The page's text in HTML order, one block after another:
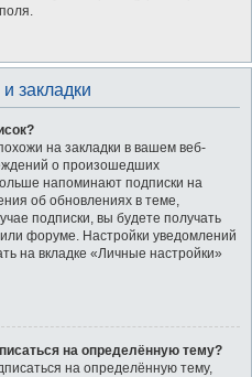
закладки
на закладки в вашем веб-
о произошедших
напоминают подписки на
об обновлениях в теме,
подписки, вы будете получать
форуме. Настройки уведомлений
на вкладке «Личные настройки»
на определённую тему?
на определённую тему,